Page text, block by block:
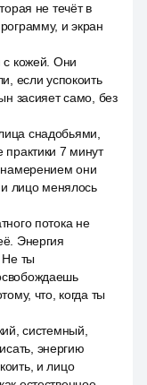
не течёт в
и экран
с кожей. Они
если успокоить
засияет само, без
снадобьями,
7 минут
намерением они
и лицо менялось
потока не
Энергия
Не ты
что, когда ты
системный,
энергию
и лицо